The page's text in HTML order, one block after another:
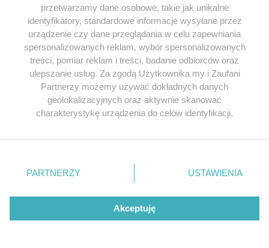
Wyróżnione tagi
przetwarzamy dane osobowe, takie jak unikalne
identyfikatory, standardowe informacje wysyłane przez
urządzenie czy dane przeglądania w celu zapewniania
spersonalizowanych reklam, wybór spersonalizowanych
treści, pomiar reklam i treści, badanie odbiorców oraz
ulepszanie usług. Za zgodą Użytkownika my i Zaufani
Partnerzy możemy używać dokładnych danych
geolokalizacyjnych oraz aktywnie skanować
charakterystykę urządzenia do celów identyfikacji.
zmienić/wycofać klikając przycisk ustawień prywatności
znajdujący się w lewym dolnym rogu strony
. Niektóre
użytkownika, ale masz prawo sprzeciwić się takiemu
przetwarzaniu. Preferencje będą miały zastosowania tylko
PARTNERZY USTAWIENIA
Akceptuję